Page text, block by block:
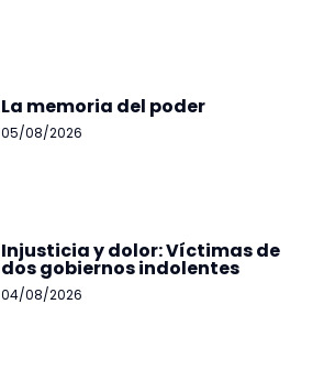
La memoria del poder
05/08/2026
Injusticia y dolor: Víctimas de
dos gobiernos indolentes
04/08/2026